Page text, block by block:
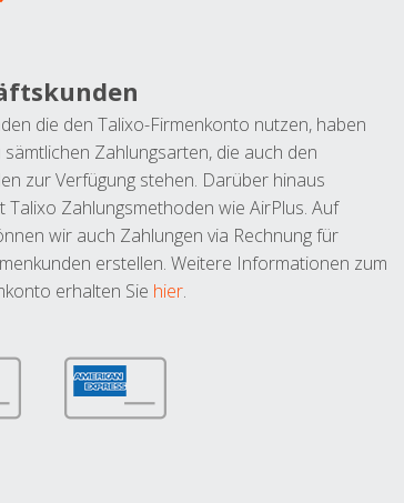
die den Talixo-Firmenkonto nutzen, haben
sämtlichen Zahlungsarten, die auch den
zur Verfügung stehen. Darüber hinaus
Talixo Zahlungsmethoden wie AirPlus. Auf
wir auch Zahlungen via Rechnung für
erstellen. Weitere Informationen zum
erhalten Sie hier.